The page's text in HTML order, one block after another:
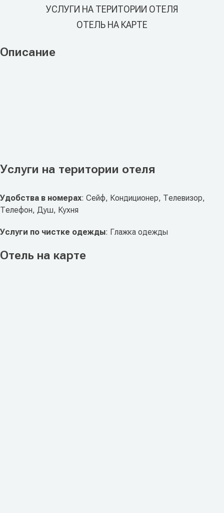
УСЛУГИ НА ТЕРИТОРИИ ОТЕЛЯ
ОТЕЛЬ НА КАРТЕ
Описание
Услуги на територии отеля
Удобства в номерах: Сейф, Кондиционер, Телевизор,
Телефон, Душ, Кухня
Услуги по чистке одежды: Глажка одежды
Отель на карте